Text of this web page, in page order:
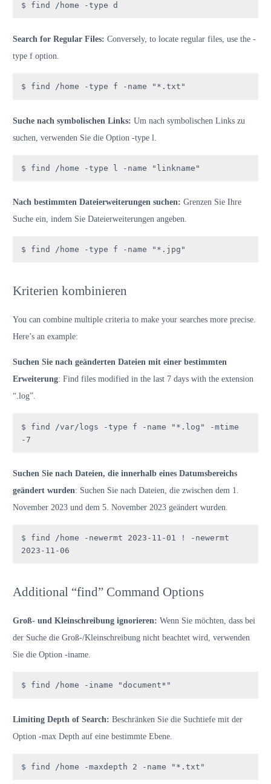
$ find /home -type d
Search for Regular Files: Conversely, to locate regular files, use the -
type f option.
$ find /home -type f -name "*.txt"
Suche nach symbolischen Links: Um nach symbolischen Links zu
suchen, verwenden Sie die Option -type l.
$ find /home -type l -name "linkname"
Nach bestimmten Dateierweiterungen suchen: Grenzen Sie Ihre
Suche ein, indem Sie Dateierweiterungen angeben.
$ find /home -type f -name "*.jpg"
Kriterien kombinieren
You can combine multiple criteria to make your searches more precise.
Here’s an example:
Suchen Sie nach geänderten Dateien mit einer bestimmten
Erweiterung: Find files modified in the last 7 days with the extension
“.log”.
$ find /var/logs -type f -name "*.log" -mtime
-7
Suchen Sie nach Dateien, die innerhalb eines Datumsbereichs
geändert wurden: Suchen Sie nach Dateien, die zwischen dem 1.
November 2023 und dem 5. November 2023 geändert wurden.
$ find /home -newermt 2023-11-01 ! -newermt
2023-11-06
Additional “find” Command Options
Groß- und Kleinschreibung ignorieren: Wenn Sie möchten, dass bei
der Suche die Groß-/Kleinschreibung nicht beachtet wird, verwenden
Sie die Option -iname.
$ find /home -iname "document*"
Limiting Depth of Search: Beschränken Sie die Suchtiefe mit der
Option -max Depth auf eine bestimmte Ebene.
$ find /home -maxdepth 2 -name "*.txt"